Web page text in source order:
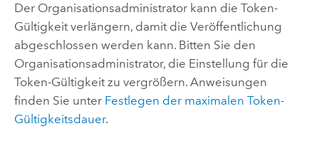
Der Organisationsadministrator kann die Token-
Gültigkeit verlängern, damit die Veröffentlichung
abgeschlossen werden kann. Bitten Sie den
Organisationsadministrator, die Einstellung für die
Token-Gültigkeit zu vergrößern. Anweisungen
finden Sie unter Festlegen der maximalen Token-
Gültigkeitsdauer.